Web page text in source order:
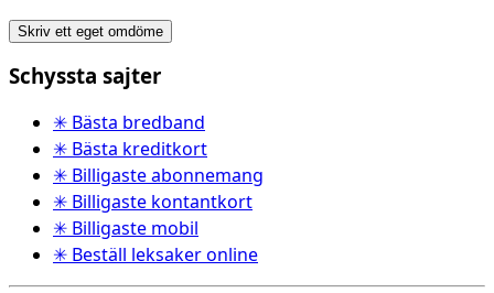
Skriv ett eget omdöme
Schyssta sajter
✳ Bästa bredband
✳ Bästa kreditkort
✳ Billigaste abonnemang
✳ Billigaste kontantkort
✳ Billigaste mobil
✳ Beställ leksaker online